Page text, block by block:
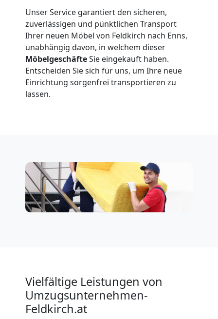
Unser Service garantiert den sicheren,
zuverlässigen und pünktlichen Transport
Ihrer neuen Möbel von Feldkirch nach Enns,
unabhängig davon, in welchem dieser
MöbelgeschäfteSie eingekauft haben.
Entscheiden Sie sich für uns, um Ihre neue
Einrichtung sorgenfrei transportieren zu
lassen.
Vielfältige Leistungen von
Umzugsunternehmen-
Feldkirch.at